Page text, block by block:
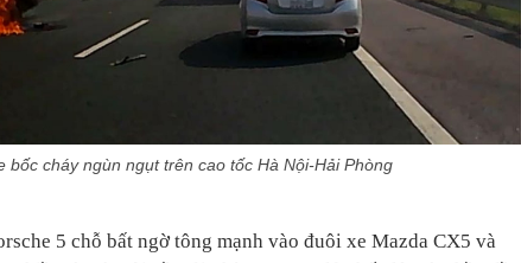
bốc cháy ngùn ngụt trên cao tốc Hà Nội-Hải Phòng
5 chỗ bất ngờ tông mạnh vào đuôi xe Mazda CX5 và